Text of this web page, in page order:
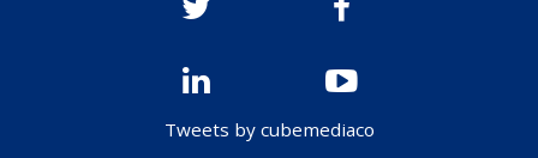
Tweets by cubemediaco